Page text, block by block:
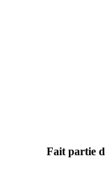
Fait partie